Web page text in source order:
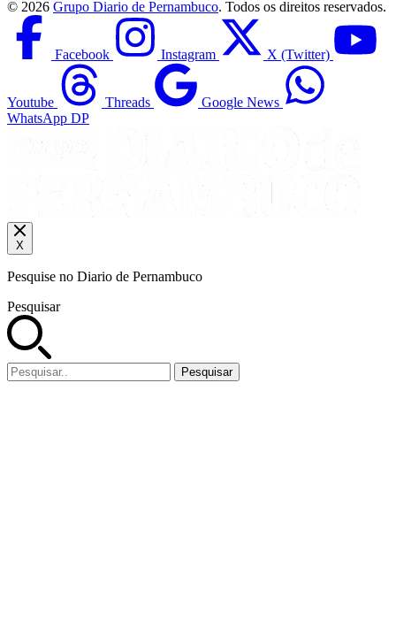
© 2026 Grupo Diario de Pernambuco. Todos os direitos reservados.
Facebook Instagram X (Twitter)
Youtube Threads
Google News
WhatsApp DP
X
Pesquise no Diario de Pernambuco
Pesquisar
Pesquisar